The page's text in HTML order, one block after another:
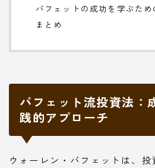
バフェットの成功を学ぶた
まとめ
バフェット流投資法：
践的アプローチ
ウォーレン・バフェットは、